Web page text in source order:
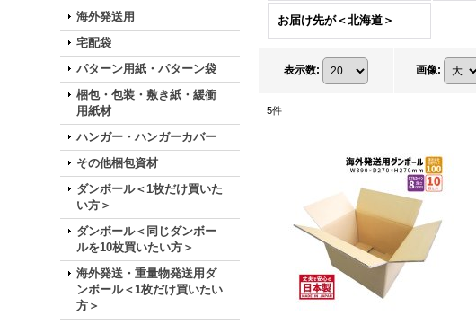
海外発送用
宅配袋
パターン用紙・パターン袋
梱包・包装・敷き紙・緩衝
用紙材
ハンガー・ハンガーカバー
その他梱包資材
ダンボール＜1枚だけ買いた
い方＞
ダンボール＜同じダンボー
ルを10枚買いたい方＞
海外発送・重量物発送用ダ
ンボール＜1枚だけ買いたい
方＞
お届け先が＜北海道＞
表示数: 画像:
5件